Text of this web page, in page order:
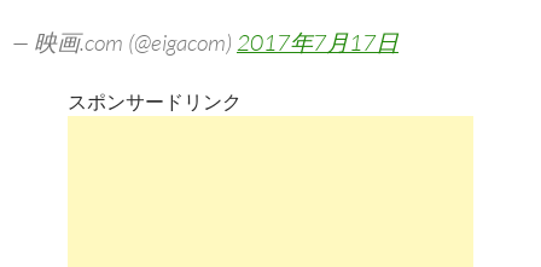
— 映画.com (@eigacom) 2017年7月17日
スポンサードリンク